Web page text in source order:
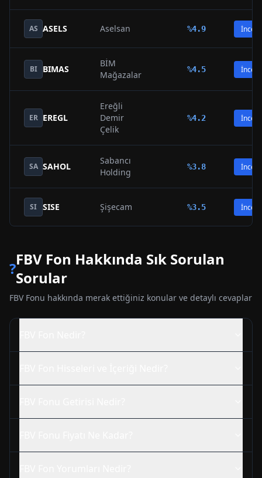
AS ASELS Aselsan %4.9 İncele
BI BIMAS
BİM
Mağazalar
%4.5 İncele
ER EREGL
Ereğli
Demir
Çelik
%4.2 İncele
SA SAHOL
Sabancı
Holding
%3.8 İncele
SI SISE Şişecam %3.5 İncele
?FBV Fon Hakkında Sık Sorulan
Sorular
FBVFonu hakkında merak ettiğiniz konular ve detaylı cevaplar